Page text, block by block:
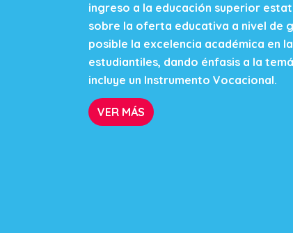
ingreso a la educación superior
sobre la oferta educativa a nivel de
posible la excelencia académica en
estudiantiles, dando énfasis a la
incluye un Instrumento Vocacional.
VER MÁS